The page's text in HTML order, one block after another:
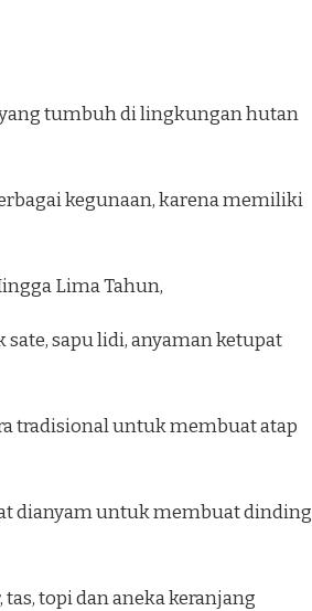
tumbuh di lingkungan hutan
kegunaan, karena memiliki
Lima Tahun,
sapu lidi, anyaman ketupat
tradisional untuk membuat atap
dianyam untuk membuat dinding
topi dan aneka keranjang